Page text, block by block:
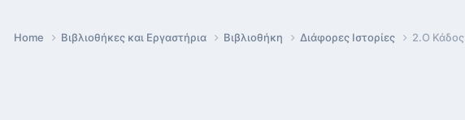
Home Βιβλιοθήκες και Εργαστήρια Βιβλιοθήκη Διάφορες Ιστορίες 2.Ο Κάδος